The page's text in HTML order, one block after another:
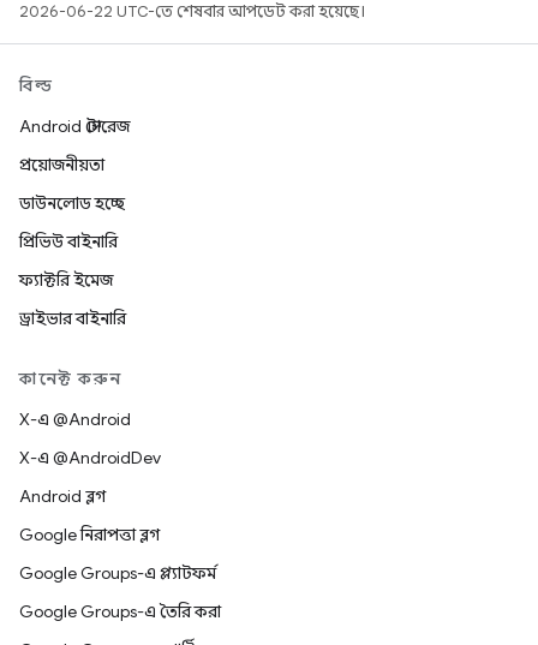
2026-06-22 UTC-তে শেষবার আপডেট করা হয়েছে।
বিল্ড
Android স্টোরেজ
প্রয়োজনীয়তা
ডাউনলোড হচ্ছে
প্রিভিউ বাইনারি
ফ্যাক্টরি ইমেজ
ড্রাইভার বাইনারি
কানেক্ট করুন
X-এ @Android
X-এ @AndroidDev
Android ব্লগ
Google নিরাপত্তা ব্লগ
Google Groups-এ প্ল্যাটফর্ম
Google Groups-এ তৈরি করা